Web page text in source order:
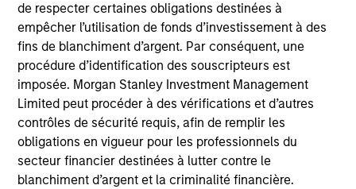
de respecter certaines obligations destinées à
empêcher l’utilisation de fonds d’investissement à des
fins de blanchiment d’argent. Par conséquent, une
procédure d’identification des souscripteurs est
imposée. Morgan Stanley Investment Management
Limited peut procéder à des vérifications et d’autres
contrôles de sécurité requis, afin de remplir les
obligations en vigueur pour les professionnels du
secteur financier destinées à lutter contre le
blanchiment d’argent et la criminalité financière.
May not represent all Team Members.
The information on this page is for informational
purposes only. The information contained herein does
not constitute and should not be construed as an
offering of advisory services or an offer to sell or a
solicitation of an offer to buy any securities in any
jurisdiction in which such offer or solicitation,
purchase or sale would be unlawful under the
securities, insurance or other laws of such jurisdiction.
All investing involves risks, including a loss of principal.